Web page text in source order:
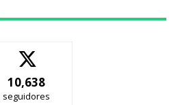
10,638
seguidores